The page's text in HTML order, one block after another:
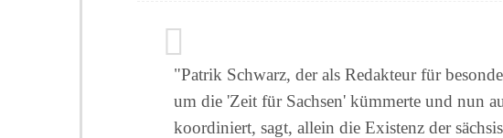
"Patrik Schwarz, der als Redakteur für
um die 'Zeit für Sachsen' kümmerte und nun
koordiniert, sagt, allein die Existenz der